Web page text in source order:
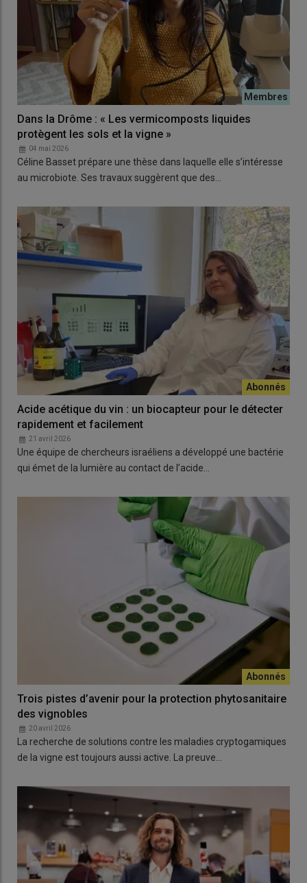
Dans la Drôme : « Les vermicomposts liquides
protègent les sols et la vigne »
04 mai 2026
Céline Basset prépare une thèse dans laquelle elle s’intéresse
au microbiote. Ses travaux suggèrent que des…
Acide acétique du vin : un biocapteur pour le détecter
rapidement et facilement
21 avril 2026
Une équipe de chercheurs israéliens a développé une bactérie
qui émet de la lumière au contact de l’acide…
Trois pistes d’avenir pour la protection phytosanitaire
des vignobles
20 avril 2026
La recherche de solutions contre les maladies cryptogamiques
de la vigne est toujours aussi active. La preuve…